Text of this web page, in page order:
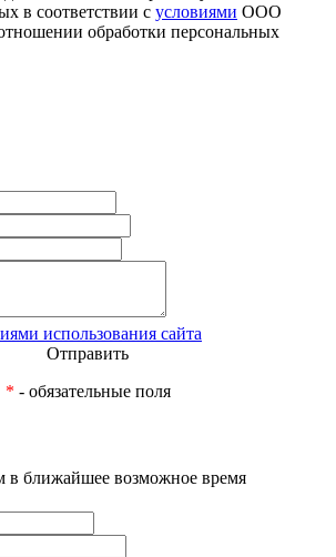
в соответствии с условиями ООО
обработки персональных
использования сайта
Отправить
* - обязательные поля
ближайшее возможное время